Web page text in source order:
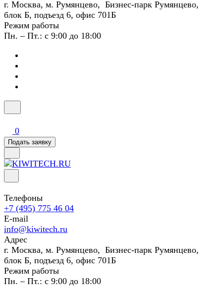
г. Москва, м. Румянцево, Бизнес-парк Румянцево,
блок Б, подъезд 6, офис 701Б
Режим работы
Пн. – Пт.: с 9:00 до 18:00
0
Подать заявку
Телефоны
+7 (495) 775 46 04
E-mail
info@kiwitech.ru
Адрес
г. Москва, м. Румянцево, Бизнес-парк Румянцево,
блок Б, подъезд 6, офис 701Б
Режим работы
Пн. – Пт.: с 9:00 до 18:00